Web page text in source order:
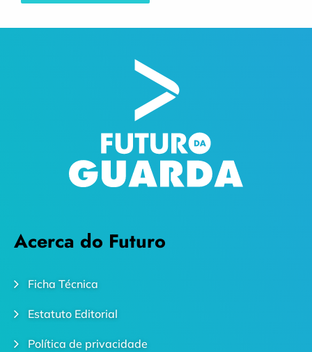
Acerca do Futuro
Ficha Técnica
Estatuto Editorial
Política de privacidade